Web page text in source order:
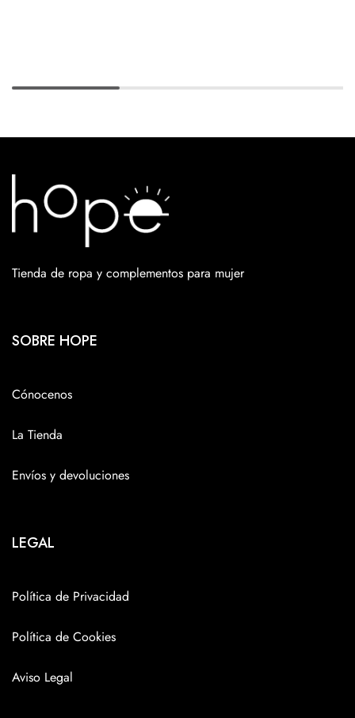
Tienda de ropa y complementos para mujer
SOBRE HOPE
Cónocenos
La Tienda
Envíos y devoluciones
LEGAL
Política de Privacidad
Política de Cookies
Aviso Legal